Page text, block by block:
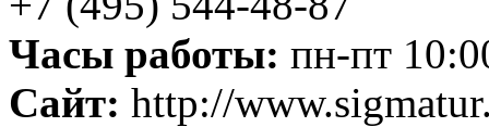
Часы работы: пн-пт
Сайт: http://